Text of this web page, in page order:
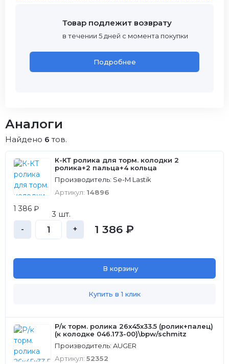
Товар подлежит возврату
в течении 5 дней с момента покупки
Подробнее
Аналоги
Найдено 6 тов.
К-КТ ролика для торм. колодки 2
ролика+2 пальца+4 кольца
Производитель: Se-M Lastik
Артикул: 14896
1 386 ₽
3 шт.
- + 1 386 ₽
В корзину
Купить в 1 клик
Р/к торм. ролика 26x45x33.5 (ролик+палец)
(к колодке 046.173-00)\bpw/schmitz
Производитель: AUGER
Артикул: 52352